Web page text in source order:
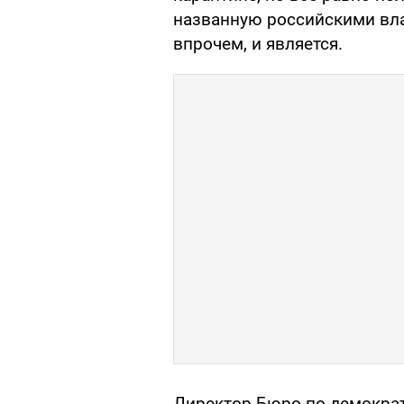
названную российскими
впрочем, и является.